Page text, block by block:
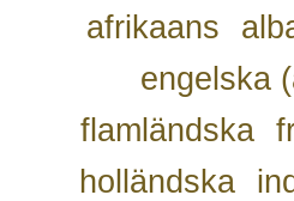
afrikaans
engelska
flamländska
holländska